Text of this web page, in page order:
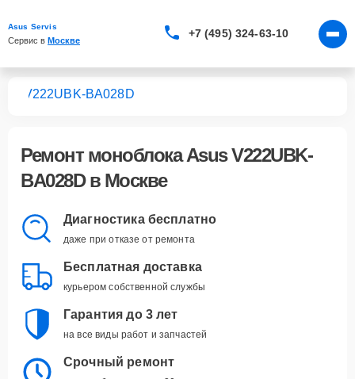
Asus Servis
Сервис в Москве
+7 (495) 324-63-10
V222UBK-BA028D
Ремонт моноблока Asus V222UBK-
BA028Dв Москве
Диагностика бесплатно
даже при отказе от ремонта
Бесплатная доставка
курьером собственной службы
Гарантия до 3 лет
на все виды работ и запчастей
Срочный ремонт